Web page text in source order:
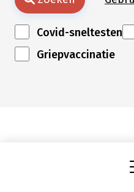
Covid-sneltesten
Griepvaccinatie